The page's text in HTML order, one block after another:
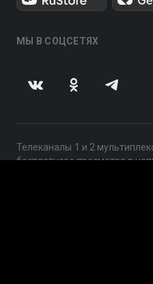
МЫ В СОЦСЕТЯХ
Телеканалы 1 и 2
бесплатного просмотра в